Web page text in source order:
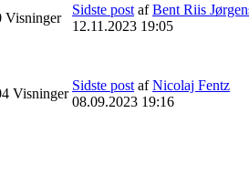
Visninger
Sidste post afBent Riis
12.11.2023 19:05
Visninger
Sidste post afNicolaj Fentz
08.09.2023 19:16